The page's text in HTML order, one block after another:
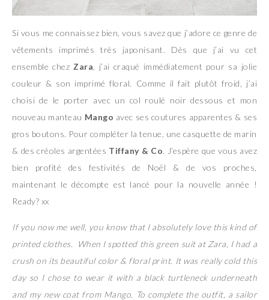
Si vous me connaissez bien, vous savez que j’adore ce genre de
vêtements imprimés très japonisant. Dès que j’ai vu cet
ensemble chez Zara , j’ai craqué immédiatement pour sa jolie
couleur & son imprimé floral. Comme il fait plutôt froid, j’ai
choisi de le porter avec un col roulé noir dessous et mon
nouveau manteau Mango avec ses coutures apparentes & ses
gros boutons. Pour compléter la tenue, une casquette de marin
& des créoles argentées Tiffany & Co. J’espère que vous avez
bien profité des festivités de Noël & de vos proches,
maintenant le décompte est lancé pour la nouvelle année !
Ready? xx
If you now me well, you know that I absolutely love this kind of
printed clothes. When I spotted this green suit at Zara, I had a
crush on its beautiful color & floral print. It was really cold this
day so I chose to wear it with a black turtleneck underneath
and my new coat from Mango. To complete the outfit, a sailor